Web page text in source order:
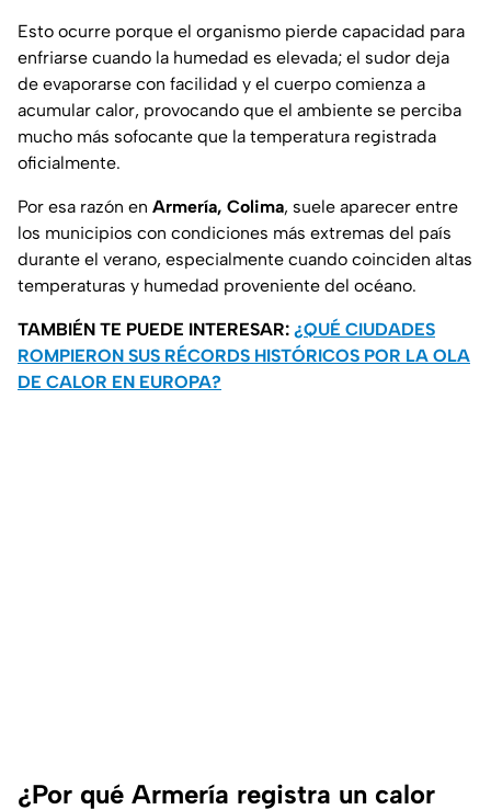
Esto ocurre porque el organismo pierde capacidad para
enfriarse cuando la humedad es elevada; el sudor deja
de evaporarse con facilidad y el cuerpo comienza a
acumular calor, provocando que el ambiente se perciba
mucho más sofocante que la temperatura registrada
oficialmente.
Por esa razón en Armería, Colima, suele aparecer entre
los municipios con condiciones más extremas del país
durante el verano, especialmente cuando coinciden altas
temperaturas y humedad proveniente del océano.
TAMBIÉN TE PUEDE INTERESAR: ¿QUÉ CIUDADES
ROMPIERON SUS RÉCORDS HISTÓRICOS POR LA OLA
DE CALOR EN EUROPA?
¿Por qué Armería registra un calor